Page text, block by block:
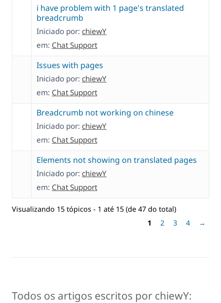
i have problem with 1 page's translated
breadcrumb
Iniciado por: chiewY
em: Chat Support
Issues with pages
Iniciado por: chiewY
em: Chat Support
Breadcrumb not working on chinese
Iniciado por: chiewY
em: Chat Support
Elements not showing on translated pages
Iniciado por: chiewY
em: Chat Support
Visualizando 15 tópicos - 1 até 15 (de 47 do total)
1
2 3 4 →
Todos os artigos escritos por chiewY: